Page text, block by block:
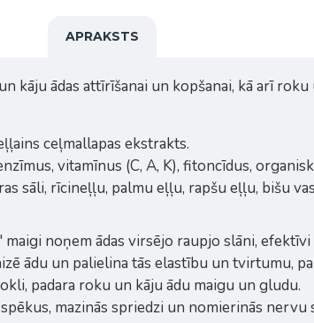
APRAKSTS
kāju ādas attīrīšanai un kopšanai, kā arī
ceļmallapas ekstrakts.
vitamīnus (C, A, K), fitoncīdus,
sāli, rīcineļļu, palmu eļļu, rapšu eļļu, bišu
noņem ādas virsējo raupjo slāni,
ādu un palielina tās elastību un tvirtumu,
padara roku un kāju ādu maigu un gludu.
mazinās spriedzi un nomierinās nervu